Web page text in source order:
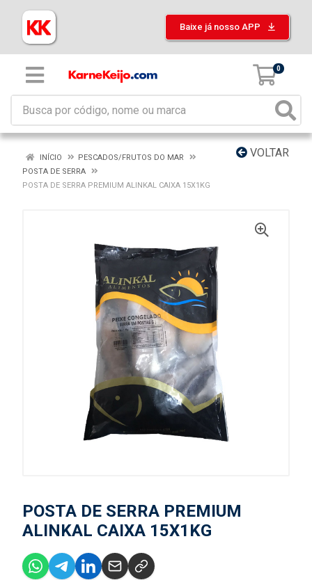
Baixe já nosso APP
0
VOLTAR
INÍCIO
PESCADOS/FRUTOS DO MAR
POSTA DE SERRA
POSTA DE SERRA PREMIUM ALINKAL CAIXA 15X1KG
POSTA DE SERRA PREMIUM
ALINKAL CAIXA 15X1KG